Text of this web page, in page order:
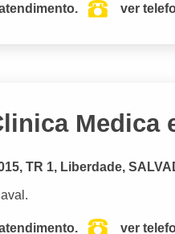
ver
Medica
TR 1, Liberdade,
ver